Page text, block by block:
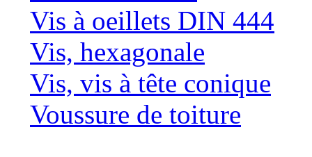
Vis à oeillets DIN 444
Vis, hexagonale
Vis, vis à tête conique
Voussure de toiture